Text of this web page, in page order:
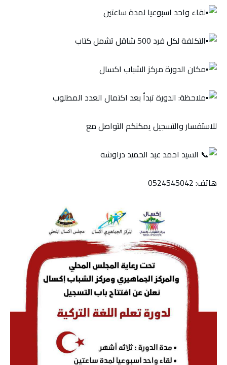
لقاء واحد اسبوعيا لمدة ساعتين
التكلفة لكل فرد 500 شاقل تشمل كتاب
مكان الدورة مركز الشباب اكسال
ملاحظة: الدورة تبدأ بعد اكتمال العدد المطلوب
للاستفسار والتسجيل يمكنكم التواصل مع
السيد احمد عبد الحميد دراوشه
هاتف: 0524545042